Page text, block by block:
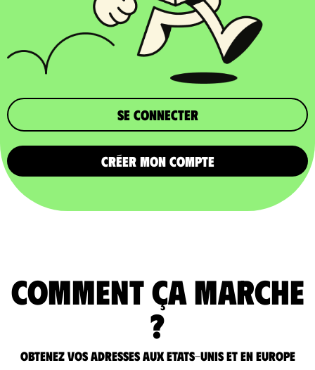
Se connecter
CRÉER MON COMPTE
comment ça marche
?
Obtenez vos adresses aux Etats-Unis et en Europe